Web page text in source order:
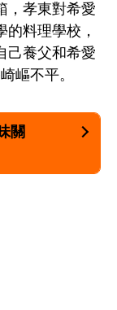
，孝東對希愛
料理學校，
己養父和希愛
嶇不平。
關